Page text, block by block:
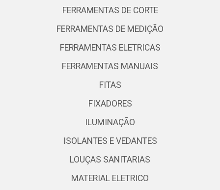
FERRAMENTAS DE CORTE
FERRAMENTAS DE MEDIÇÃO
FERRAMENTAS ELETRICAS
FERRAMENTAS MANUAIS
FITAS
FIXADORES
ILUMINAÇÃO
ISOLANTES E VEDANTES
LOUÇAS SANITARIAS
MATERIAL ELETRICO